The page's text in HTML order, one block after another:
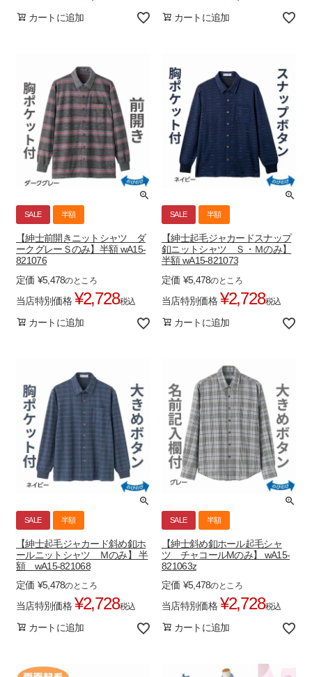
カートに追加 カートに追加
SALE 半額
【紳士前開きニットシャツ ダ
ークグレーＳのみ】半額 wA15-
821076
定価 ¥5,478のところ
当店特別価格 ¥2,728税込
カートに追加
SALE 半額
【紳士起毛ジャカードスナップ
釦ニットシャツ Ｓ・Ｍのみ】
半額 wA15-821073
定価 ¥5,478のところ
当店特別価格 ¥2,728税込
カートに追加
SALE 半額
【紳士起毛ジャカード斜め釦ホ
ールニットシャツ Ｍのみ】 半
額 wA15-821068
定価 ¥5,478のところ
当店特別価格 ¥2,728税込
カートに追加
SALE 半額
【紳士斜め釦ホール起毛シャ
ツ チャコールMのみ】 wA15-
821063z
定価 ¥5,478のところ
当店特別価格 ¥2,728税込
カートに追加